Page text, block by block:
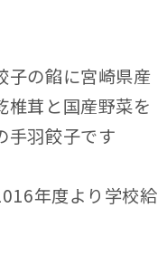
子の餡に宮崎県産
椎茸と国産野菜を
手羽餃子です
年度より学校給